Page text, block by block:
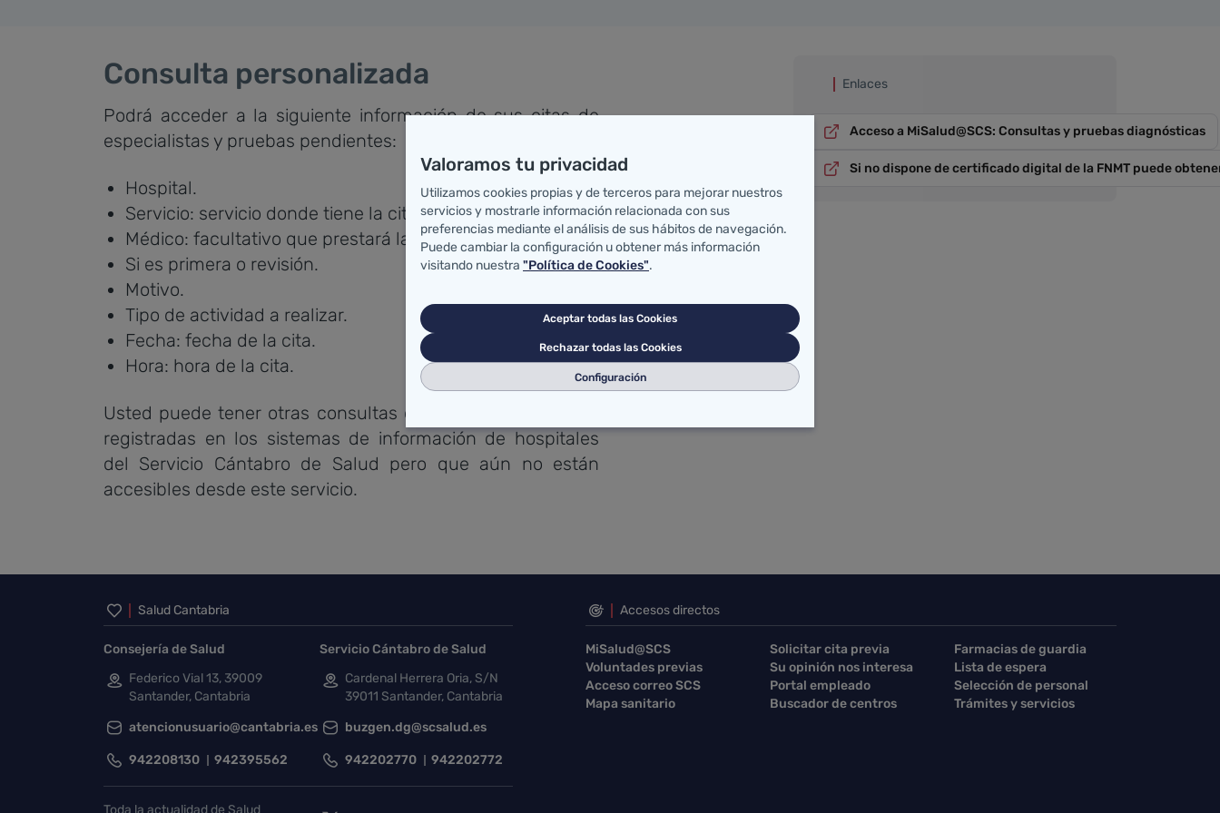
Consulta personalizada
Podrá acceder a la siguiente información de sus citas de
especialistas y pruebas pendientes:
Hospital.
Servicio: servicio donde tiene la cita.
Médico: facultativo que prestará la asistencia.
Si es primera o revisión.
Motivo.
Tipo de actividad a realizar.
Fecha: fecha de la cita.
Hora: hora de la cita.
Usted puede tener otras consultas o pruebas diagnósticas
registradas en los sistemas de información de hospitales
del Servicio Cántabro de Salud pero que aún no están
accesibles desde este servicio.
Enlaces
Acceso a MiSalud@SCS: Consultas y pruebas diagnósticas
Si no dispone de certificado digital de la FNMT puede
Inicio del pie de página
Salud Cantabria
Consejería de Salud
Federico Vial 13, 39009
Santander, Cantabria
atencionusuario@cantabria.es
942208130 942395562
Servicio Cántabro de Salud
Cardenal Herrera Oria, S/N
39011 Santander, Cantabria
buzgen.dg@scsalud.es
942202770 942202772
Toda la actualidad de Salud
Accesos directos
MiSalud@SCS Solicitar cita previa
Farmacias de guardia
Voluntades previas
Su opinión nos interesa
Lista de espera
Acceso correo SCS
Portal empleado
Selección de personal
Mapa sanitario
Buscador de centros Trámites y servicios
Valoramos tu privacidad
Utilizamos cookies propias y de terceros para mejorar nuestros
servicios y mostrarle información relacionada con sus
preferencias mediante el análisis de sus hábitos de navegación.
Puede cambiar la configuración u obtener más información
visitando nuestra "Política de Cookies".
Aceptar todas las Cookies
Rechazar todas las Cookies
Configuración